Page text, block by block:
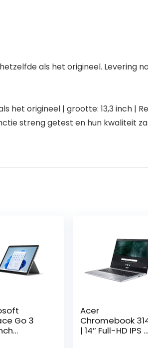
als het origineel. Levering
origineel | grootte: 13,3 inch |
streng getest en hun kwaliteit
Go 3
Acer
Chromebook
| 14″ Full-HD IPS |